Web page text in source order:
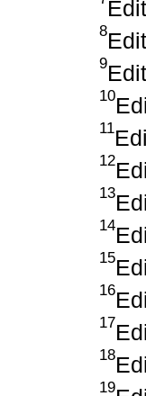
8
9
10
11
12
13
14
15
16
17
18
19